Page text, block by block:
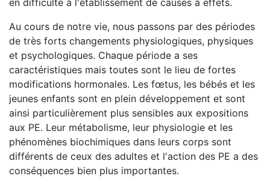
en difficulté à l'établissement de causes à effets.
Au cours de notre vie, nous passons par des périodes
de très forts changements physiologiques, physiques
et psychologiques. Chaque période a ses
caractéristiques mais toutes sont le lieu de fortes
modifications hormonales. Les fœtus, les bébés et les
jeunes enfants sont en plein développement et sont
ainsi particulièrement plus sensibles aux expositions
aux PE. Leur métabolisme, leur physiologie et les
phénomènes biochimiques dans leurs corps sont
différents de ceux des adultes et l'action des PE a des
conséquences bien plus importantes.